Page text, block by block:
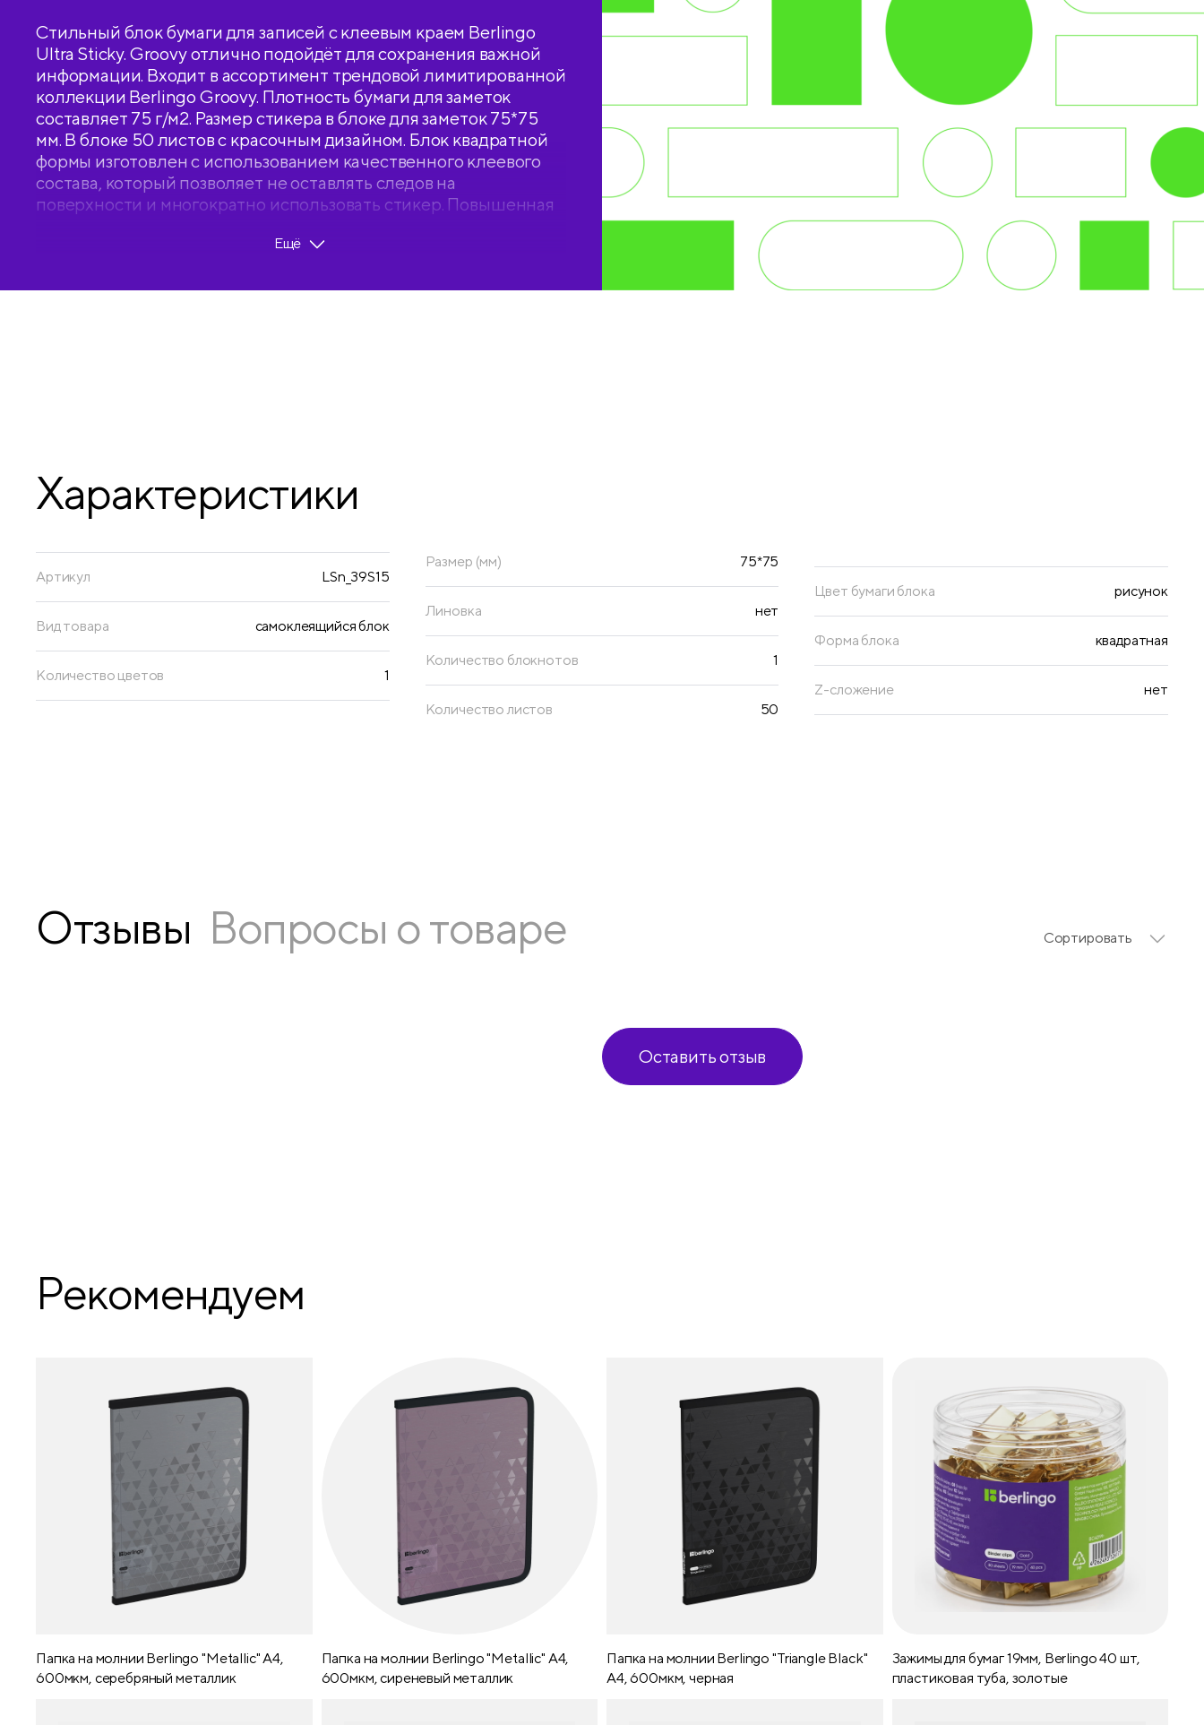
Стильный блок бумаги для записей с клеевым краем Berlingo
Ultra Sticky. Groovy отлично подойдёт для сохранения важной
информации. Входит в ассортимент трендовой лимитированной
коллекции Berlingo Groovy. Плотность бумаги для заметок
составляет 75 г/м2. Размер стикера в блоке для заметок 75*75
мм. В блоке 50 листов с красочным дизайном. Блок квадратной
формы изготовлен с использованием качественного клеевого
состава, который позволяет не оставлять следов на
поверхности и многократно использовать стикер. Повышенная
пленку с возможностью быстрого открытия. Произведён в
• Количество листов: 50;
Ещё
Характеристики
Артикул LSn_39S15
Вид товара самоклеящийся блок
Количество цветов 1
Размер (мм) 75*75
Линовка нет
Количество блокнотов 1
Количество листов 50
Цвет бумаги блока рисунок
Форма блока квадратная
Z-сложение нет
Отзывы Вопросы о товаре Сортировать
Оставить отзыв
Рекомендуем
Папка на молнии Berlingo "Metallic" А4,
600мкм, серебряный металлик
Папка на молнии Berlingo "Metallic" А4,
600мкм, сиреневый металлик
Папка на молнии Berlingo "Triangle Black"
А4, 600мкм, черная
Зажимы для бумаг 19мм, Berlingo 40 шт,
пластиковая туба, золотые